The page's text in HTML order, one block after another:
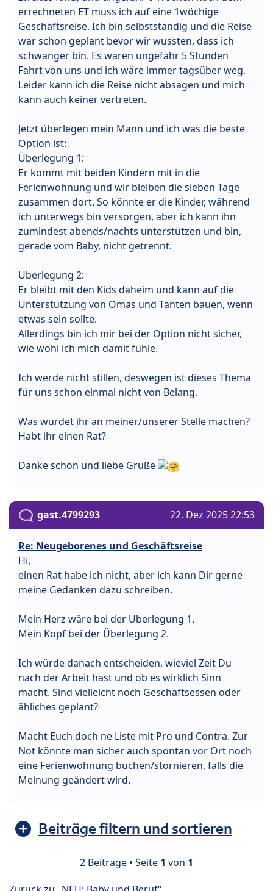
errechneten ET muss ich auf eine 1wöchige
Geschäftsreise. Ich bin selbstständig und die Reise
war schon geplant bevor wir wussten, dass ich
schwanger bin. Es wären ungefähr 5 Stunden
Fahrt von uns und ich wäre immer tagsüber weg.
Leider kann ich die Reise nicht absagen und mich
kann auch keiner vertreten.
Jetzt überlegen mein Mann und ich was die beste
Option ist:
Überlegung 1:
Er kommt mit beiden Kindern mit in die
Ferienwohnung und wir bleiben die sieben Tage
zusammen dort. So könnte er die Kinder, während
ich unterwegs bin versorgen, aber ich kann ihn
zumindest abends/nachts unterstützen und bin,
gerade vom Baby, nicht getrennt.
Überlegung 2:
Er bleibt mit den Kids daheim und kann auf die
Unterstützung von Omas und Tanten bauen, wenn
etwas sein sollte.
Allerdings bin ich mir bei der Option nicht sicher,
wie wohl ich mich damit fühle.
Ich werde nicht stillen, deswegen ist dieses Thema
für uns schon einmal nicht von Belang.
Was würdet ihr an meiner/unserer Stelle machen?
Habt ihr einen Rat?
Danke schön und liebe Grüße
gast.4799293 22. Dez 2025 22:53
Re: Neugeborenes und Geschäftsreise
Hi,
einen Rat habe ich nicht, aber ich kann Dir gerne
meine Gedanken dazu schreiben.
Mein Herz wäre bei der Überlegung 1.
Mein Kopf bei der Überlegung 2.
Ich würde danach entscheiden, wieviel Zeit Du
nach der Arbeit hast und ob es wirklich Sinn
macht. Sind vielleicht noch Geschäftsessen oder
ähliches geplant?
Macht Euch doch ne Liste mit Pro und Contra. Zur
Not könnte man sicher auch spontan vor Ort noch
eine Ferienwohnung buchen/stornieren, falls die
Meinung geändert wird.
Beiträge filtern und sortieren
2 Beiträge • Seite 1 von 1